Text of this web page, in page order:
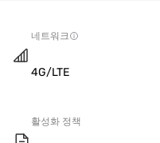
네트워크
4G/LTE
활성화 정책